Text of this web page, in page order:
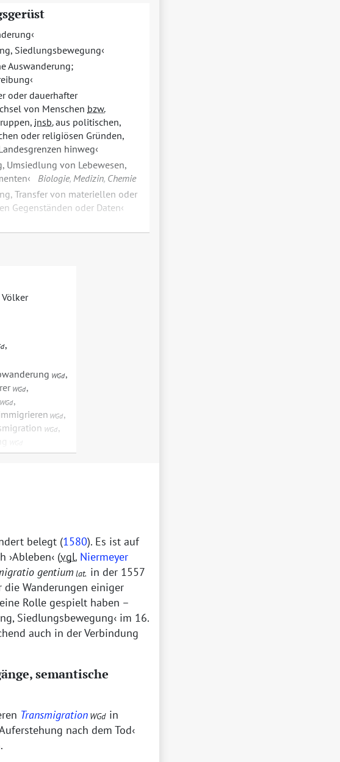
Siedlungsbewegung
Auswanderung;
oder dauerhafter
von Menschen bzw.
insb.aus politischen,
oder religiösen Gründen,
hinweg
Umsiedlung von Lebewesen,
Biologie, Medizin, Chemie
Transfer von materiellen oder
Gegenständen oder Daten
,
WGd,
WGd,
WGd,
WGd,
WGd,
belegt (1580). Es ist auf
Ableben (vgl. Niermeyer
gentium lat. in der 1557
die Wanderungen einiger
Rolle gespielt haben –
Siedlungsbewegung im 16.
auch in der Verbindung
semantische
Transmigration WGd in
nach dem Tod